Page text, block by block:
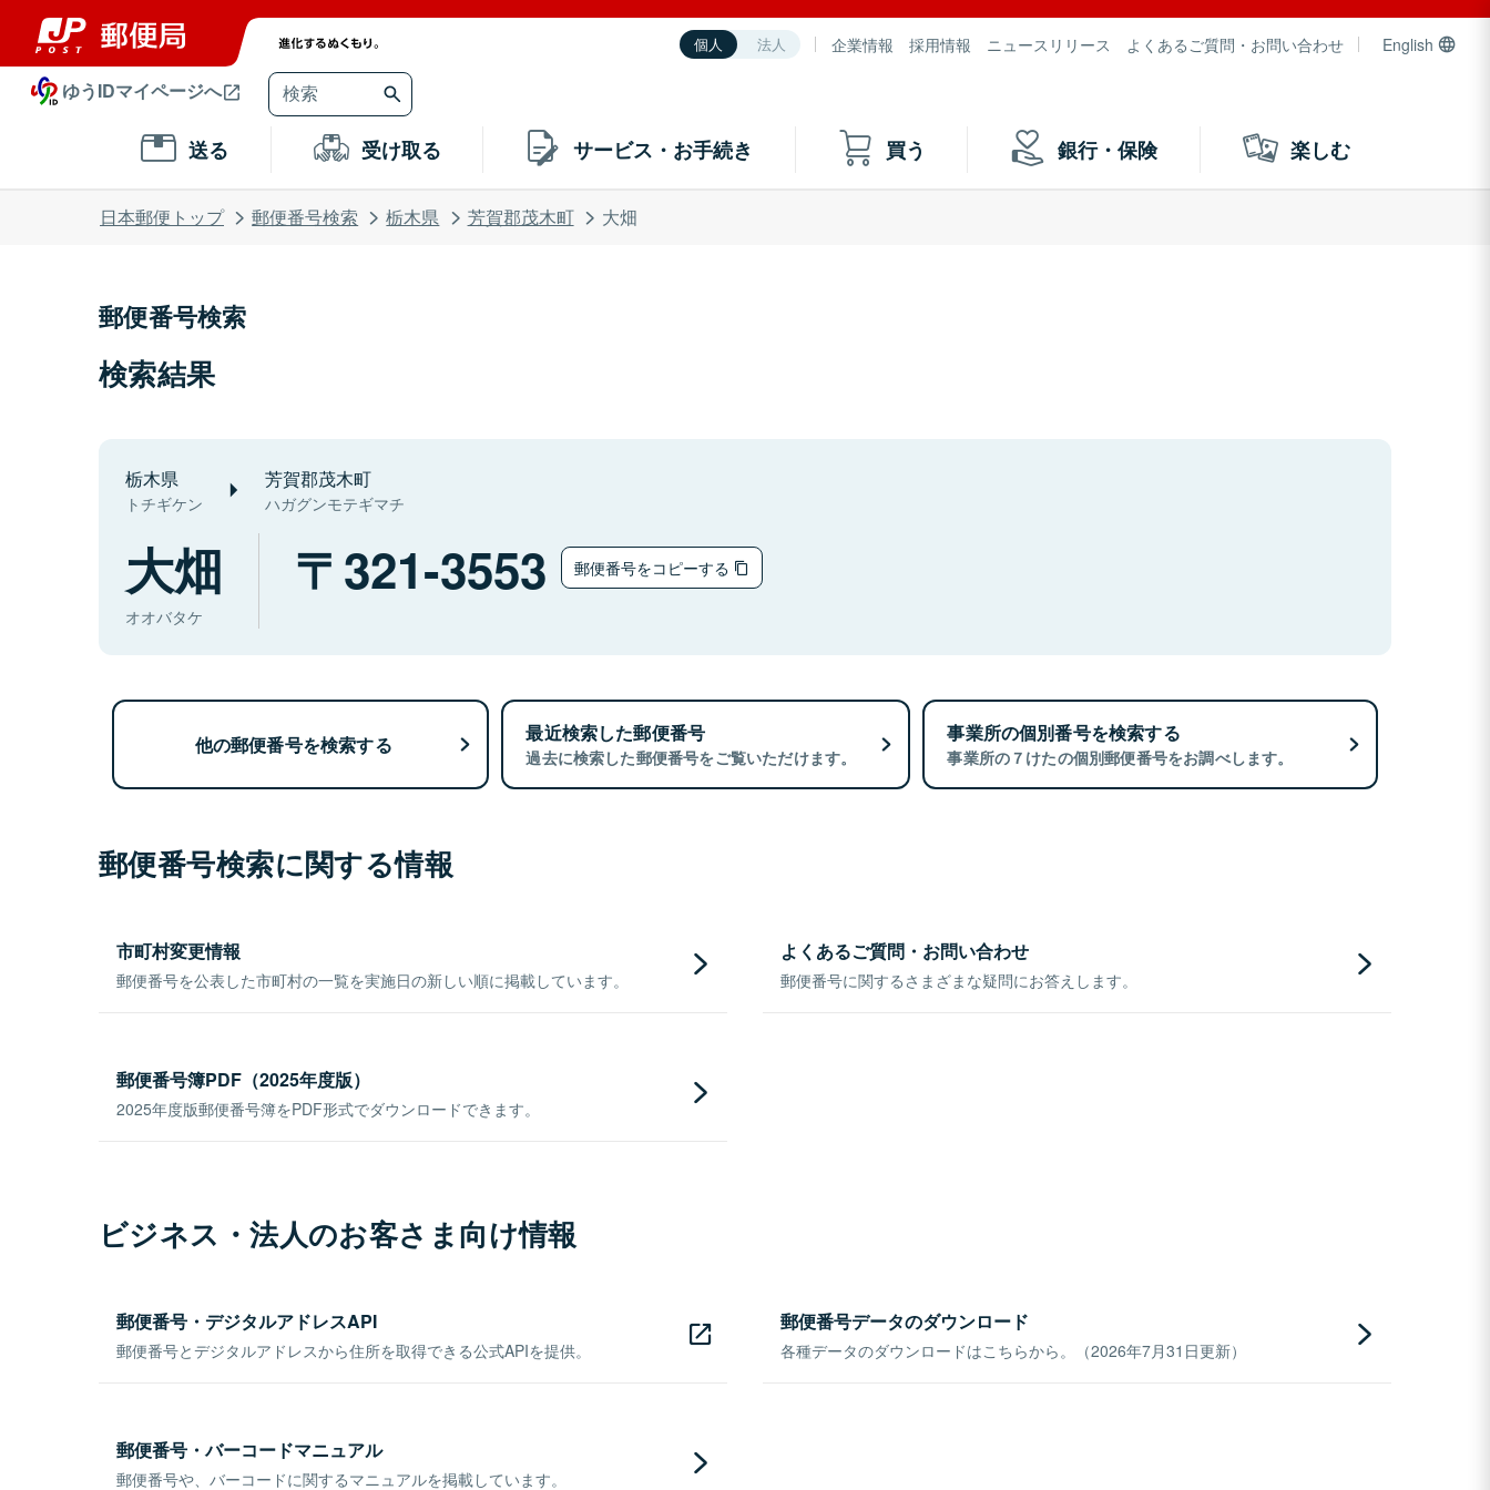
個人 法人 企業情報 採用情報 ニュースリリース よくあるご質問・お問い合わせ English
ゆうIDマイページへ
送る 受け取る サービス・お手続き 買う 銀行・保険 楽しむ
日本郵便トップ 郵便番号検索 栃木県 芳賀郡茂木町 大畑
郵便番号検索
検索結果
栃木県
トチギケン
芳賀郡茂木町
ハガグンモテギマチ
大畑
オオバタケ
321-3553 郵便番号をコピーする
他の郵便番号を検索する 最近検索した郵便番号
過去に検索した郵便番号をご覧いただけます。
事業所の個別番号を検索する
事業所の７けたの個別郵便番号をお調べします。
郵便番号検索に関する情報
市町村変更情報
郵便番号を公表した市町村の一覧を実施日の新しい順に掲載しています。
よくあるご質問・お問い合わせ
郵便番号に関するさまざまな疑問にお答えします。
郵便番号簿PDF（2025年度版）
2025年度版郵便番号簿をPDF形式でダウンロードできます。
ビジネス・法人のお客さま向け情報
郵便番号・デジタルアドレスAPI
郵便番号とデジタルアドレスから住所を取得できる公式APIを提供。
郵便番号データのダウンロード
各種データのダウンロードはこちらから。（2026年7月31日更新）
郵便番号・バーコードマニュアル
郵便番号や、バーコードに関するマニュアルを掲載しています。